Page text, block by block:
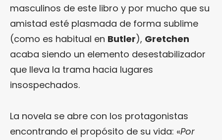
masculinos de este libro y por mucho que su
amistad esté plasmada de forma sublime
(como es habitual en Butler), Gretchen
acaba siendo un elemento desestabilizador
que lleva la trama hacia lugares
insospechados.
La novela se abre con los protagonistas
encontrando el propósito de su vida: «Por